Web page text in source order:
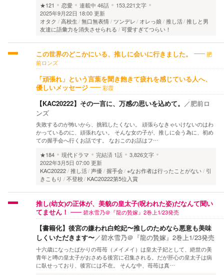
★121
恋愛 連載中 46話
153,221文字
2025年9月22日 18:00 更新
オタク
高校生 無口無表情 ツンデレ オレっ娘 推し活 推しと男
友達に語彙力を消失させられる
可愛すぎてつらい！
この世界のどこかにいる、推しに会いに行きました。
肥
前ロンズ
「頑張れ」という言葉を聞き飽きて疲れを感じている人へ、
優しいメッセージ
彩霞
【KAC20222】その一言に、万感の思いを込めて。 ／肥前ロ
ンズ
失敗するのが怖いから、挑戦したくない。 頑張らなきゃいけないのはわ
かっているのに、頑張れない。 そんな女の子が、推しに会う為に、初め
ての握手会へ行くお話です。 なおこのお話はフ…
★184
現代ドラマ 完結済 1話
3,826文字
2022年3月5日 07:00 更新
KAC20222 推し活 声優 握手会 ※なお作者は行ったことがない
引
きこもり
不登校 KAC20222第5位入賞
推し(幼女)の正体が、美貌の皇太子(呪われた姿)だなんて聞い
てません！
碧水雪乃＠『龍の贄嫁』2巻上1/23発売
【書籍化】後宮の嫌われ白蛇妃〜推しのためなら悪意も美味
しくいただきます〜／碧水雪乃＠『龍の贄嫁』2巻上1/23発売
十六歳になったばかりの苺苺（メイメイ）は皇太子妃として、絶世の美
青年と噂の皇太子がおさめる後宮に召集される。だが肝心の皇太子は病
に臥せっており、後宮には不在。 そんな中、苺苺は真…